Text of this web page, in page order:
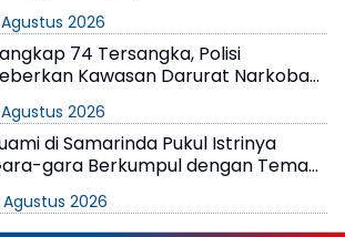
2026
74 Tersangka, Polisi
Kawasan Darurat Narkoba
2026
di Samarinda Pukul Istrinya
gara Berkumpul dengan Teman
2026